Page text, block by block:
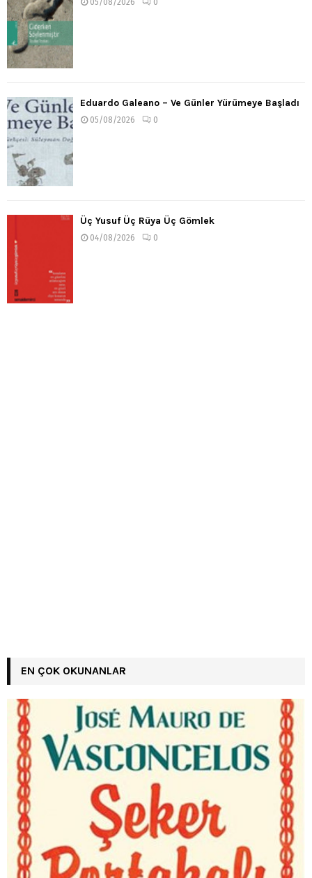
05/08/2026 0
Eduardo Galeano – Ve Günler Yürümeye Başladı
05/08/2026 0
Üç Yusuf Üç Rüya Üç Gömlek
04/08/2026 0
EN ÇOK OKUNANLAR